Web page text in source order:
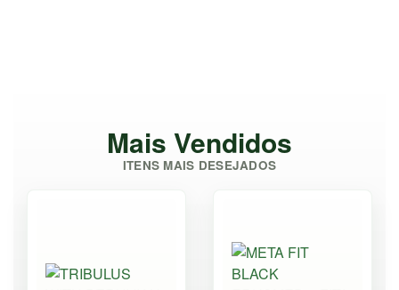
Mais Vendidos
ITENS MAIS DESEJADOS